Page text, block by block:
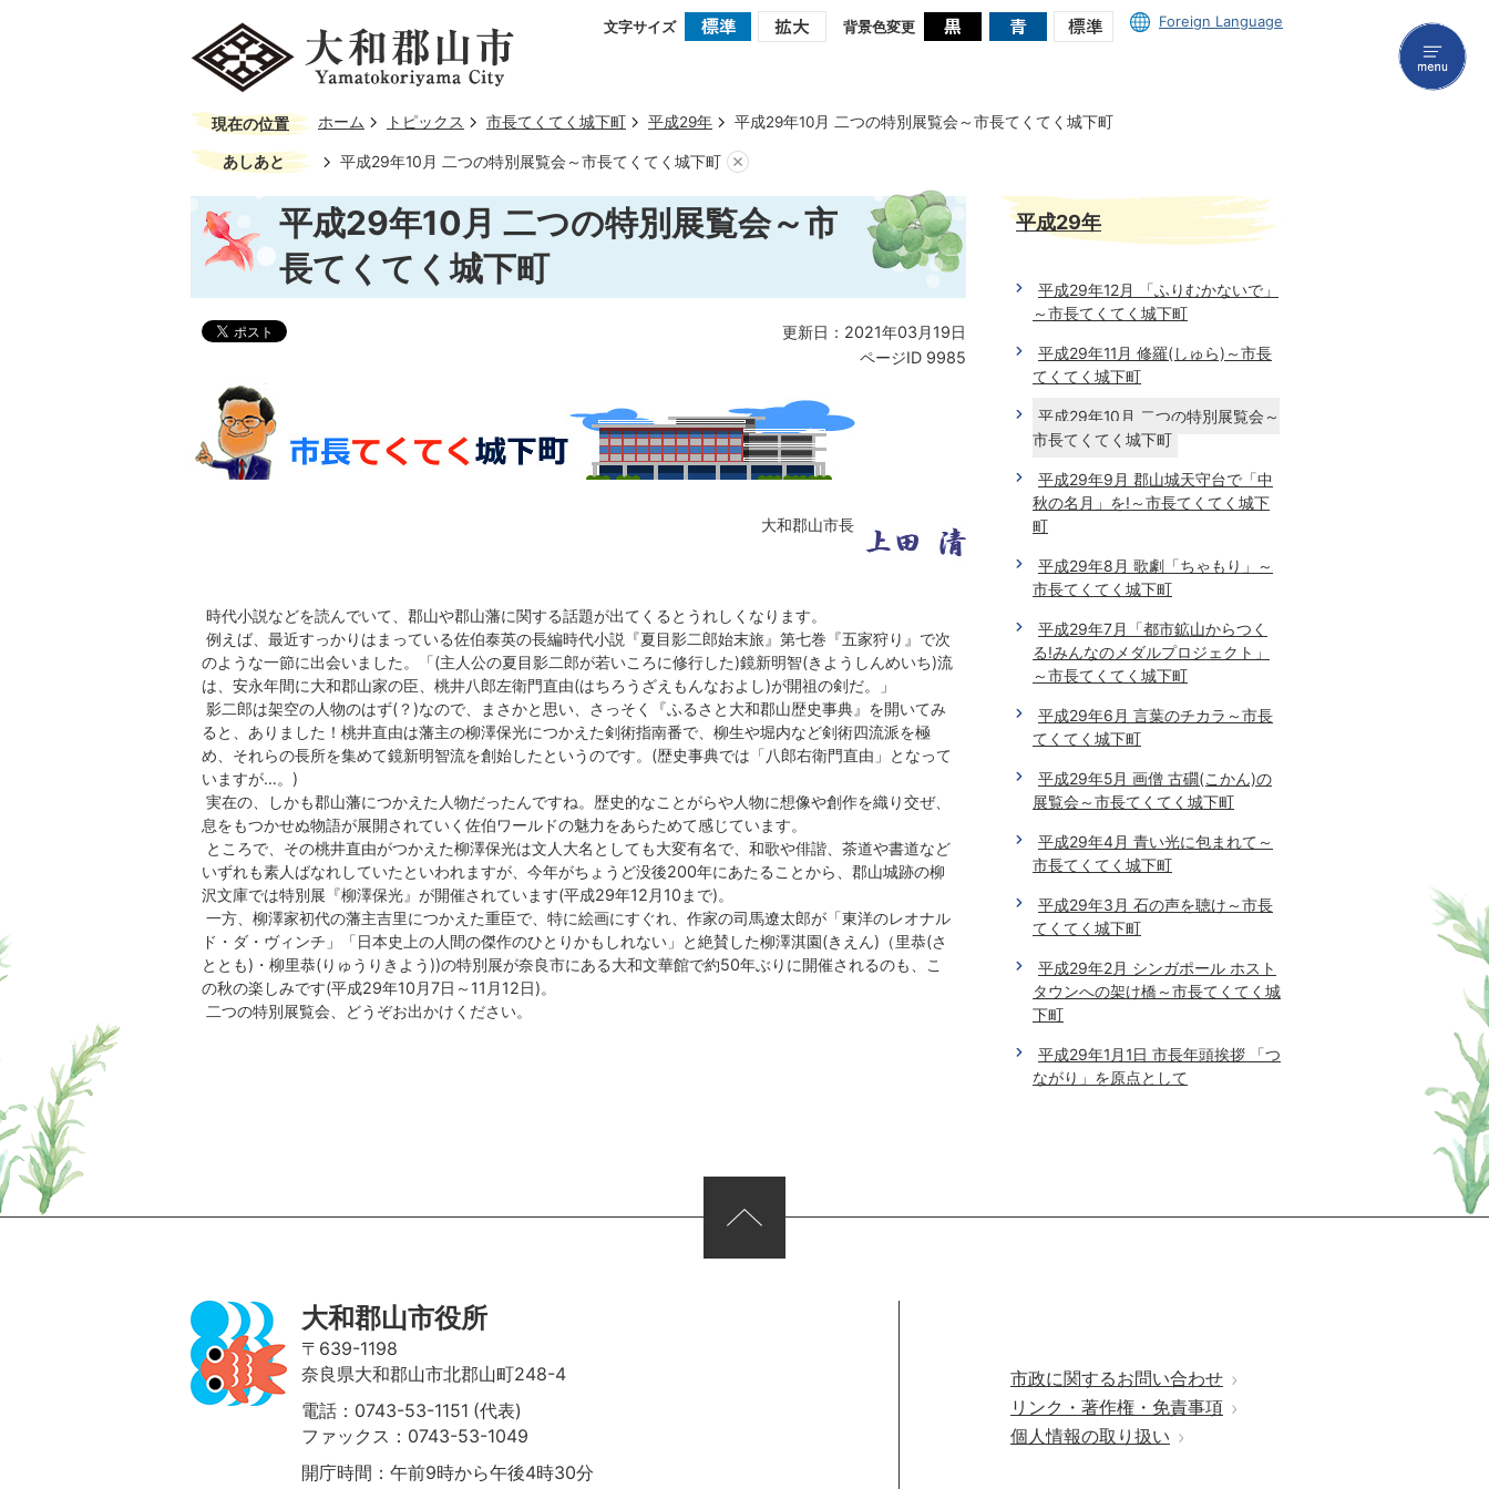
文字サイズ 背景色変更 Foreign Language
現在の位置 ホーム トピックス 市長てくてく城下町 平成29年 平成29年10月 二つの特別展覧会～市長てくてく城下町
あしあと 平成29年10月 二つの特別展覧会～市長てくてく城下町
平成29年10月 二つの特別展覧会～市
長てくてく城下町
更新日：2021年03月19日
ページID 9985
大和郡山市長
時代小説などを読んでいて、郡山や郡山藩に関する話題が出てくるとうれしくなります。
例えば、最近すっかりはまっている佐伯泰英の長編時代小説『夏目影二郎始末旅』第七巻『五家狩り』で次
のような一節に出会いました。「(主人公の夏目影二郎が若いころに修行した)鏡新明智(きようしんめいち)流
は、安永年間に大和郡山家の臣、桃井八郎左衛門直由(はちろうざえもんなおよし)が開祖の剣だ。」
影二郎は架空の人物のはず(？)なので、まさかと思い、さっそく『ふるさと大和郡山歴史事典』を開いてみ
ると、ありました！桃井直由は藩主の柳澤保光につかえた剣術指南番で、柳生や堀内など剣術四流派を極
め、それらの長所を集めて鏡新明智流を創始したというのです。(歴史事典では「八郎右衛門直由」となって
いますが…。)
実在の、しかも郡山藩につかえた人物だったんですね。歴史的なことがらや人物に想像や創作を織り交ぜ、
息をもつかせぬ物語が展開されていく佐伯ワールドの魅力をあらためて感じています。
ところで、その桃井直由がつかえた柳澤保光は文人大名としても大変有名で、和歌や俳諧、茶道や書道など
いずれも素人ばなれしていたといわれますが、今年がちょうど没後200年にあたることから、郡山城跡の柳
沢文庫では特別展『柳澤保光』が開催されています(平成29年12月10まで)。
一方、柳澤家初代の藩主吉里につかえた重臣で、特に絵画にすぐれ、作家の司馬遼太郎が「東洋のレオナル
ド・ダ・ヴィンチ」「日本史上の人間の傑作のひとりかもしれない」と絶賛した柳澤淇園(きえん)（里恭(さ
ととも)・柳里恭(りゅうりきよう))の特別展が奈良市にある大和文華館で約50年ぶりに開催されるのも、こ
の秋の楽しみです(平成29年10月7日～11月12日)。
二つの特別展覧会、どうぞお出かけください。
平成29年
平成29年12月 「ふりむかないで」
～市長てくてく城下町
平成29年11月 修羅(しゅら)～市長
てくてく城下町
平成29年10月 二つの特別展覧会～
市長てくてく城下町
平成29年9月 郡山城天守台で「中
秋の名月」を!～市長てくてく城下
町
平成29年8月 歌劇「ちゃもり」～
市長てくてく城下町
平成29年7月「都市鉱山からつく
る!みんなのメダルプロジェクト」
～市長てくてく城下町
平成29年6月 言葉のチカラ～市長
てくてく城下町
平成29年5月 画僧 古礀(こかん)の
展覧会～市長てくてく城下町
平成29年4月 青い光に包まれて～
市長てくてく城下町
平成29年3月 石の声を聴け～市長
てくてく城下町
平成29年2月 シンガポール ホスト
タウンへの架け橋～市長てくてく城
下町
平成29年1月1日 市長年頭挨拶 「つ
ながり」を原点として
大和郡山市役所
〒639-1198
奈良県大和郡山市北郡山町248-4
電話：0743-53-1151 (代表)
ファックス：0743-53-1049
開庁時間：午前9時から午後4時30分
市政に関するお問い合わせ
リンク・著作権・免責事項
個人情報の取り扱い